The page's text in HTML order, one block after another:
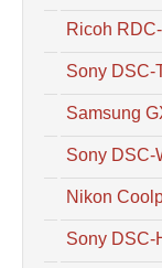
Ricoh
Sony DSC-
Samsung
Sony DSC-
Nikon
Sony DSC-